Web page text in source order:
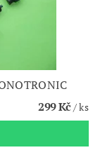
299 Kč/ ks